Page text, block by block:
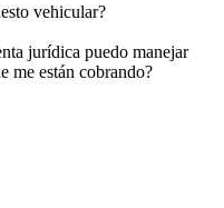
vehicular?
jurídica puedo manejar
me están cobrando?